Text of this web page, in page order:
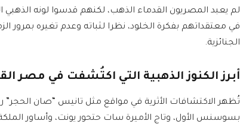
لم يعبد المصريون القدماء الذهب، لكنهم قدسوا لونه
في معتقداتهم بفكرة الخلود، نظرا لثباته وعدم تغيره
الجنائزية.
أبرز الكنوز الذهبية التي اكتُشفت في مصر
تُظهر الاكتشافات الأثرية في مواقع مثل تانيس “صان الحجر”
بسوسنس الأول، وتاج الأميرة سات حتحور يونت، وأساور